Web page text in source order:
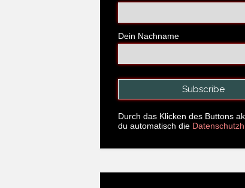
Dein Nachname
Durch das Klicken des Buttons
du automatisch die